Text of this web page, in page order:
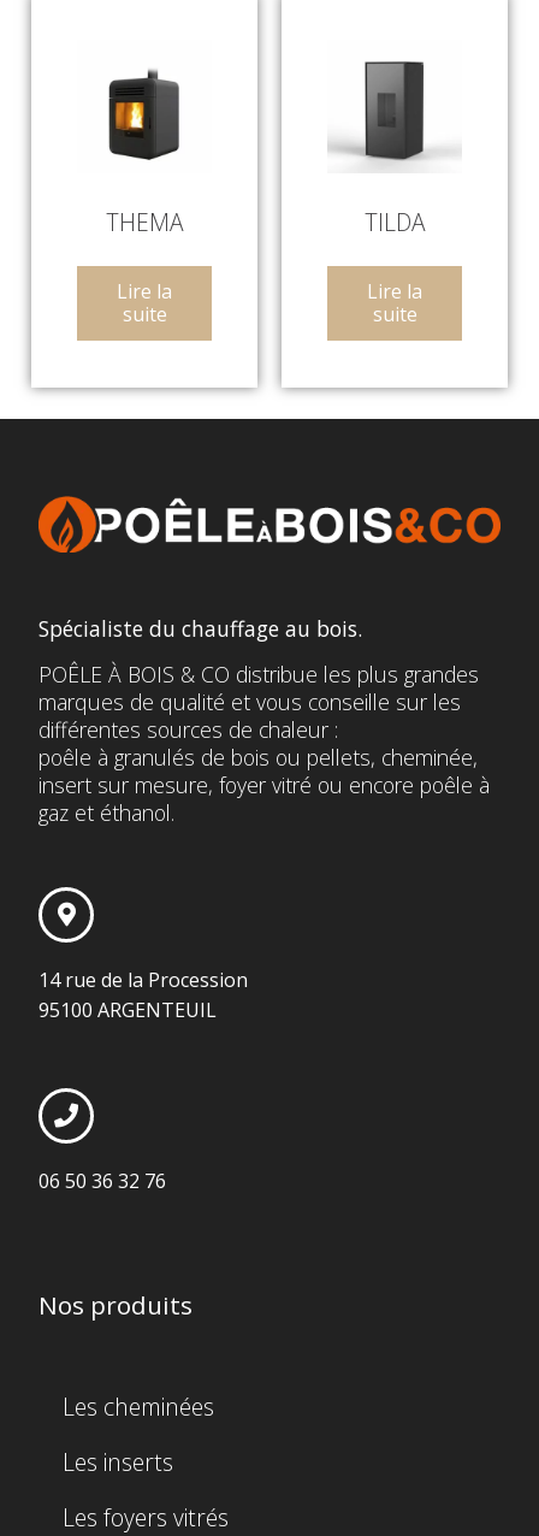
THEMA
Lire la
suite
TILDA
Lire la
suite
Spécialiste du chauffage au bois.
POÊLE À BOIS & CO distribue les plus grandes
marques de qualité et vous conseille sur les
différentes sources de chaleur :
poêle à granulés de bois ou pellets, cheminée,
insert sur mesure, foyer vitré ou encore poêle à
gaz et éthanol.
14 rue de la Procession
95100 ARGENTEUIL
06 50 36 32 76
Nos produits
Les cheminées
Les inserts
Les foyers vitrés